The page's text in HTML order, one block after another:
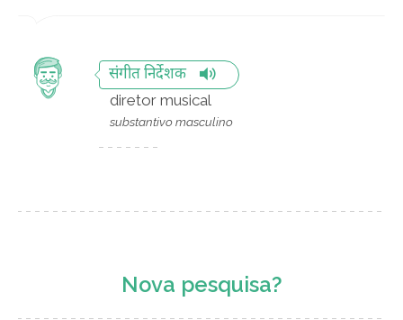
संगीत निर्देशक
diretor musical
substantivo masculino
Nova pesquisa?